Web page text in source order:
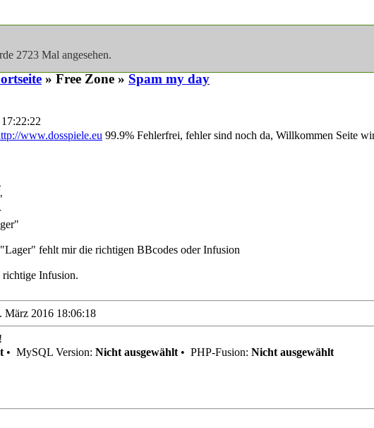
2723 Mal angesehen.
» Free Zone » Spam my day
www.dosspiele.eu 99.9% Fehlerfrei, fehler sind noch da, Willkommen Seite
fehlt mir die richtigen BBcodes oder Infusion
Infusion.
März 2016 18:06:18
• MySQL Version: Nicht ausgewählt • PHP-Fusion: Nicht ausgewählt